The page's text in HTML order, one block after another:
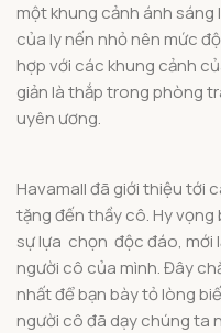
một khung cảnh ánh sáng
của ly nến nhỏ nên mức
hợp với các khung cảnh
giản là thắp trong phòng
uyên ương.
Havamall đã giới thiệu tới
tặng đến thầy cô. Hy
sự lựa chọn độc đáo, mới
người cô của mình. Đây
nhất để bạn bày tỏ lòng
người cô đã dạy chúng ta